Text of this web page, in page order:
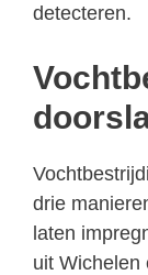
detecteren.
drie
laten
uit Wichelen